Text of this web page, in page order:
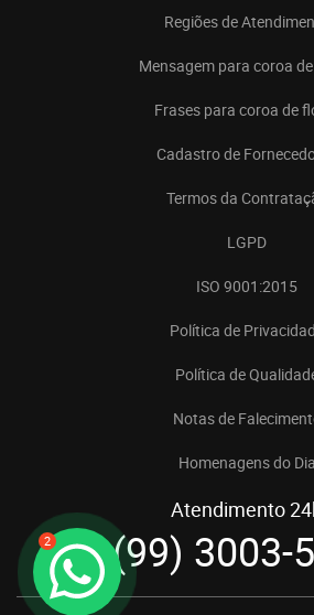
2
Regiões de
Mensagem para coroa
Frases para coroa de
Cadastro de
Termos da
LGPD
ISO 9001:2015
Política de
Política de
Notas de
Homenagens do Dia
Atendimento
(99) 3003-